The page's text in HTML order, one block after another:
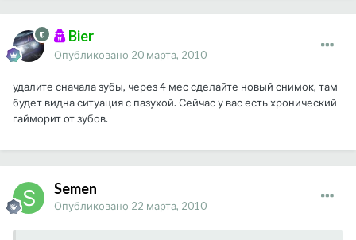
Bier
Опубликовано 20 марта, 2010
удалите сначала зубы, через 4 мес сделайте новый снимок, там
будет видна ситуация с пазухой. Сейчас у вас есть хронический
гайморит от зубов.
Semen
Опубликовано 22 марта, 2010